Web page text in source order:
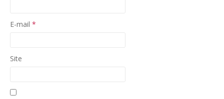
E-mail *
Site